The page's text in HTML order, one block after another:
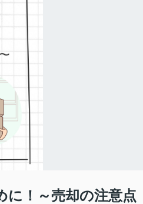
に！～売却の注意点